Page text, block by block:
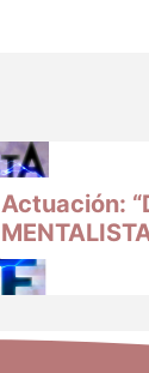
Actuación: